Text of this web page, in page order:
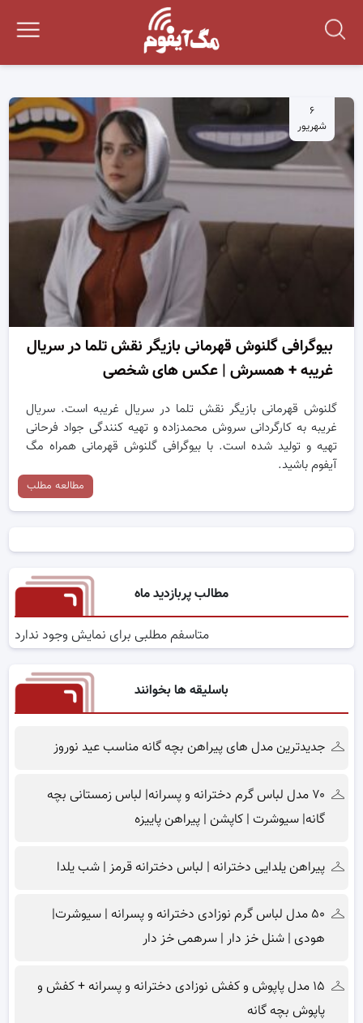
۶
شهریور
بیوگرافی گلنوش قهرمانی بازیگر نقش تلما در سریال
غریبه + همسرش | عکس های شخصی
گلنوش قهرمانی بازیگر نقش تلما در سریال غریبه است. سریال
غریبه به کارگردانی سروش محمدزاده و تهیه کنندگی جواد فرحانی
تهیه و تولید شده است. با بیوگرافی گلنوش قهرمانی همراه مگ
آیفوم باشید.
مطالعه مطلب
مطالب پربازدید ماه
متاسفم مطلبی برای نمایش وجود ندارد
باسلیقه ها بخوانند
جدیدترین مدل های پیراهن بچه گانه مناسب عید نوروز
۷۰ مدل لباس گرم دخترانه و پسرانه| لباس زمستانی بچه
گانه| سیوشرت | کاپشن | پیراهن پاییزه
پیراهن یلدایی دخترانه | لباس دخترانه قرمز | شب یلدا
۵۰ مدل لباس گرم نوزادی دخترانه و پسرانه | سیوشرت|
هودی | شنل خز دار | سرهمی خز دار
۱۵ مدل پاپوش و کفش نوزادی دخترانه و پسرانه + کفش و
پاپوش بچه گانه